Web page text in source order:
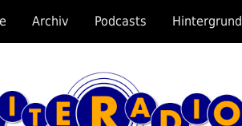
Archiv Podcasts Hintergrund